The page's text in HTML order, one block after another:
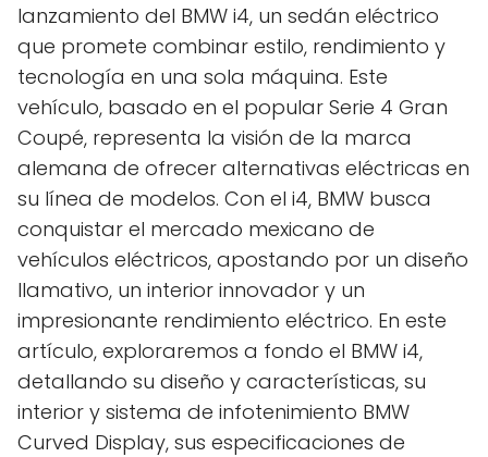
lanzamiento del BMW i4, un sedán eléctrico
que promete combinar estilo, rendimiento y
tecnología en una sola máquina. Este
vehículo, basado en el popular Serie 4 Gran
Coupé, representa la visión de la marca
alemana de ofrecer alternativas eléctricas en
su línea de modelos. Con el i4, BMW busca
conquistar el mercado mexicano de
vehículos eléctricos, apostando por un diseño
llamativo, un interior innovador y un
impresionante rendimiento eléctrico. En este
artículo, exploraremos a fondo el BMW i4,
detallando su diseño y características, su
interior y sistema de infotenimiento BMW
Curved Display, sus especificaciones de